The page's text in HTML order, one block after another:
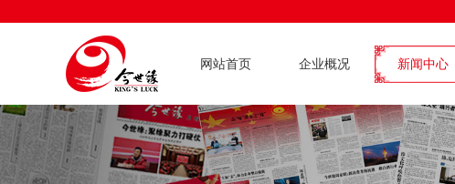
网站首页 企业概况 新闻中心